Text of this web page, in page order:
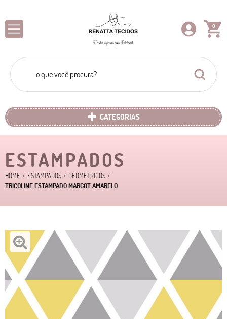
0
CATEGORIAS
ESTAMPADOS
HOME ESTAMPADOS
GEOMÉTRICOS
TRICOLINE ESTAMPADO MARGOT AMARELO